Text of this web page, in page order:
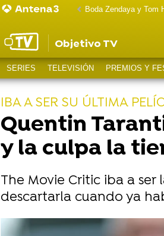
Boda Zendaya y Tom
Objetivo TV
SERIES TELEVISIÓN PREMIOS Y
IBA A SER SU ÚLTIMA
Quentin
y la culpa la
The Movie Critic iba a
descartarla cuando ya